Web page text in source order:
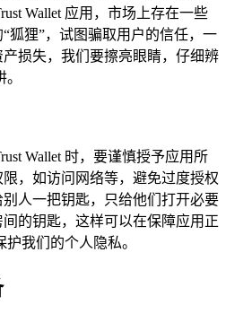
Wallet 应用，市场上存在一些
狐狸”，试图骗取用户的信任，一
损失，我们要擦亮眼睛，仔细辨
Wallet 时，要谨慎授予应用所
，如访问网络等，避免过度授权
人一把钥匙，只给他们打开必要
的钥匙，这样可以在保障应用正
我们的个人隐私。